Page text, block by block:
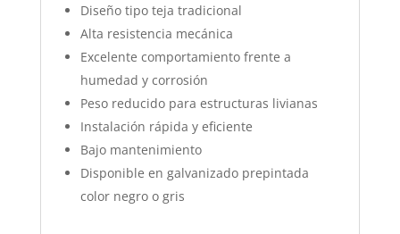
Diseño tipo teja tradicional
Alta resistencia mecánica
Excelente comportamiento frente a
humedad y corrosión
Peso reducido para estructuras livianas
Instalación rápida y eficiente
Bajo mantenimiento
Disponible en galvanizado prepintada
color negro o gris